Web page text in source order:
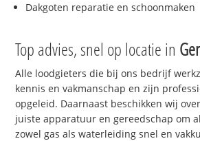
Dakgoten reparatie en schoonmaken
Top advies, snel op locatie in
Alle loodgieters die bij ons bedrijf
kennis en vakmanschap en zijn
opgeleid. Daarnaast beschikken wij
juiste apparatuur en gereedschap om
zowel gas als waterleiding snel en